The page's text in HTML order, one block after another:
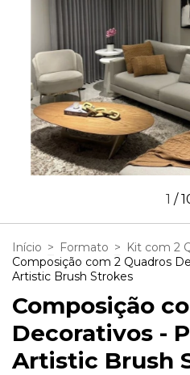
1 /
Início > Formato > Kit com 2
Composição com 2 Quadros
Artistic Brush Strokes
Composição
Decorativos -
Artistic Brush